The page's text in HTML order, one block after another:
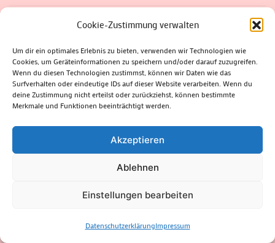
Cookie-Zustimmung verwalten
Um dir ein optimales Erlebnis zu bieten, verwenden wir Technologien wie
Cookies, um Geräteinformationen zu speichern und/oder darauf zuzugreifen.
Wenn du diesen Technologien zustimmst, können wir Daten wie das
Surfverhalten oder eindeutige IDs auf dieser Website verarbeiten. Wenn du
deine Zustimmung nicht erteilst oder zurückziehst, können bestimmte
Merkmale und Funktionen beeinträchtigt werden.
Akzeptieren
Ablehnen
Einstellungen bearbeiten
DatenschutzerklärungImpressum
Wetter und Klima
Archive Archive